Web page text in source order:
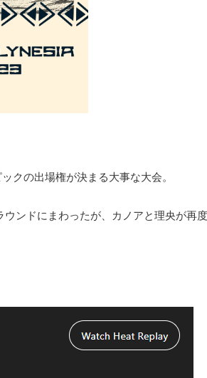
クの出場権が決まる大事な大会。
ンドにまわったが、カノアと理央が再